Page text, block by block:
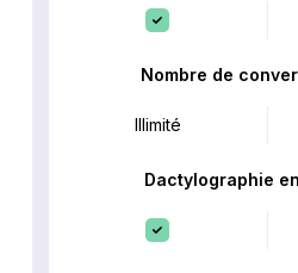
Nombre de
Illimité
Dactylographie